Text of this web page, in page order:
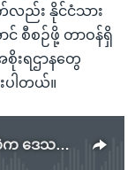
လည်း နိုင်ငံသား
င် စီစဉ်ဖို့ တာဝန်ရှိ
းရဌာနတွေ
ပါတယ်။
မွန်ပြည်သစ်ပါတီထိန်းချုပ်ရာနယ်မြေထဲက ဒေသခံထောင်နဲ့ချီပြီး မဲစာရင်းထဲမပါဘဲဖြစ်နေ